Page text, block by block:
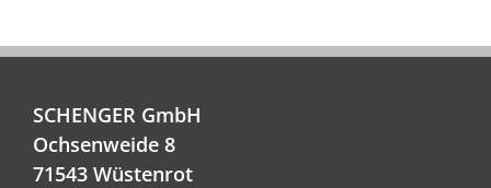
SCHENGER GmbH
Ochsenweide 8
71543 Wüstenrot